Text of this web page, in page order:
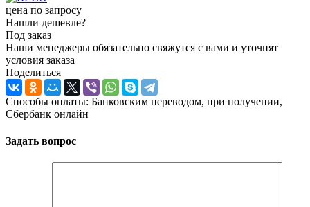
цена по запросу
Нашли дешевле?
Под заказ
Наши менеджеры обязательно свяжутся с вами и уточнят
условия заказа
Поделиться
Способы оплаты: Банковским переводом, при получении,
Сбербанк онлайн
Задать вопрос